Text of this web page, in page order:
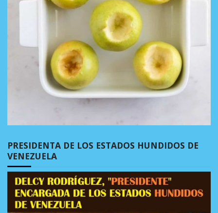
PRESIDENTA DE LOS ESTADOS HUNDIDOS DE
VENEZUELA